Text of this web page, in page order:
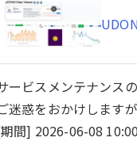
ービスメンテナンス
迷惑をおかけします
間] 2026-06-08